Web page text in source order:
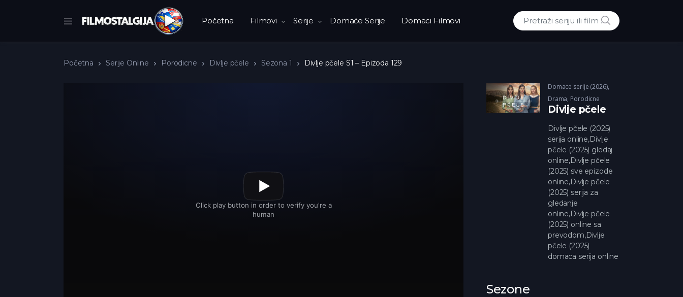
Početna Filmovi Serije Domaće Serije Domaci Filmovi
Traži:
POTRAZI
Početna Serije Online Porodicne Divlje pčele Sezona 1 Divlje pčele S1 – Epizoda 129
Domace serije (2026),
Drama, Porodicne
Divlje pčele
Divlje pčele (2025)
serija online,Divlje
pčele (2025) gledaj
online,Divlje pčele
(2025) sve epizode
online,Divlje pčele
(2025) serija za
gledanje
online,Divlje pčele
(2025) online sa
prevodom,Divlje
pčele (2025)
domaca serija online
Sezone